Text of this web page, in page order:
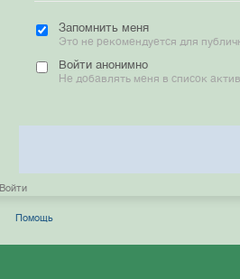
Запомнить меня
Это не рекомендуется для
Войти анонимно
Не добавлять меня в список
Войти
Помощь